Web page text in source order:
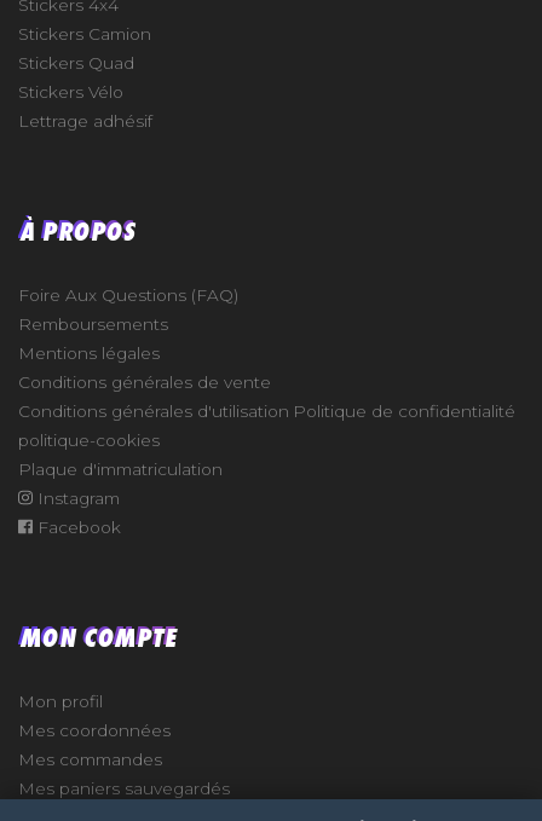
Stickers 4x4
Stickers Camion
Stickers Quad
Stickers Vélo
Lettrage adhésif
À PROPOS
Foire Aux Questions (FAQ)
Remboursements
Mentions légales
Conditions générales de vente
Conditions générales d'utilisation Politique de confidentialité
politique-cookies
Plaque d'immatriculation
Instagram
Facebook
MON COMPTE
Mon profil
Mes coordonnées
Mes commandes
Mes paniers sauvegardés